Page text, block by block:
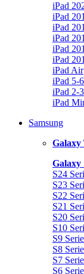
iPad
iPad
iPad
iPad
iPad
iPad
iPad Air
iPad 5-6
iPad 2-
iPad
Samsung
Galaxy
S24
S23
S22
S21
S20
S10
S9 Serie
S8 Serie
S7 Serie
S6 Serie